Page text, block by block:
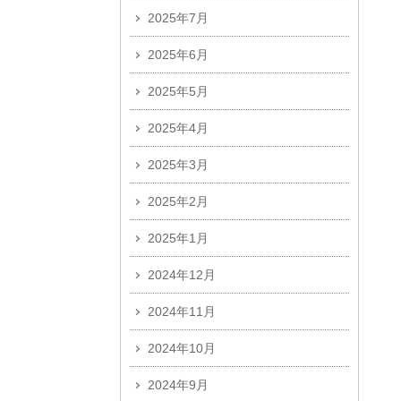
2025年7月
2025年6月
2025年5月
2025年4月
2025年3月
2025年2月
2025年1月
2024年12月
2024年11月
2024年10月
2024年9月